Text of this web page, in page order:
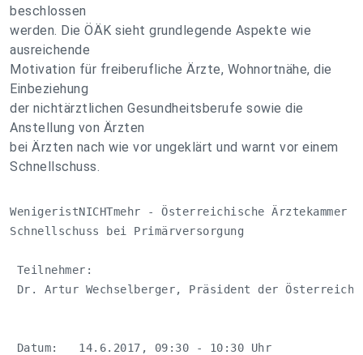
beschlossen
werden. Die ÖÄK sieht grundlegende Aspekte wie
ausreichende
Motivation für freiberufliche Ärzte, Wohnortnähe, die
Einbeziehung
der nichtärztlichen Gesundheitsberufe sowie die
Anstellung von Ärzten
bei Ärzten nach wie vor ungeklärt und warnt vor einem
Schnellschuss.
WenigeristNICHTmehr - Österreichische Ärztekammer
Schnellschuss bei Primärversorgung
Teilnehmer:
Dr. Artur Wechselberger, Präsident der
Datum:   14.6.2017, 09:30 - 10:30 Uhr